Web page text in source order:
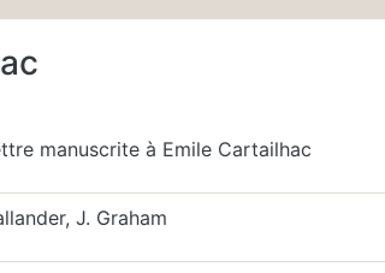
manuscrite à Emile Cartailhac
J. Graham